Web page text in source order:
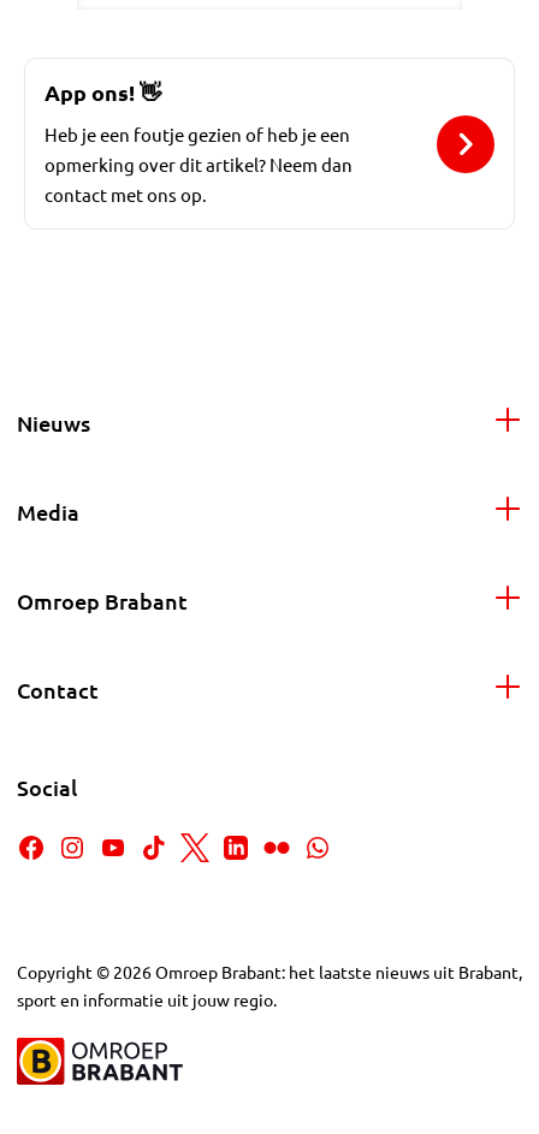
App ons!👋
Heb je een foutje gezien of heb je een
opmerking over dit artikel? Neem dan
contact met ons op.
Nieuws
Media
Omroep Brabant
Contact
Social
Copyright © 2026Omroep Brabant: het laatste nieuws uit Brabant,
sport en informatie uit jouw regio.